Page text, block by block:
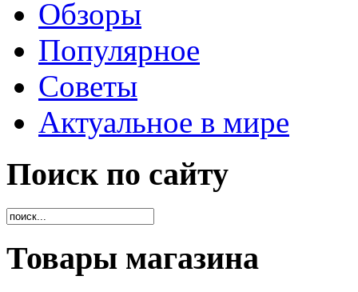
Обзоры
Популярное
Советы
Актуальное в мире
Поиск по сайту
Товары магазина